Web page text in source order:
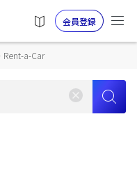
会員登録
Rent-a-Car